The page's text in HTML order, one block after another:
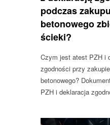
podczas zakupu
betonowego
ścieki?
Czym jest atest PZH i
zgodności przy
betonowego?
PZH i deklaracja